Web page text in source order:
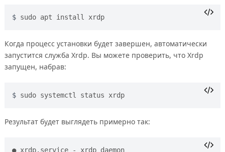
sudo apt install xrdp
Когда процесс установки будет завершен, автоматически
запустится служба Xrdp. Вы можете проверить, что Xrdp
запущен, набрав:
sudo systemctl status xrdp
Результат будет выглядеть примерно так:
● xrdp.service - xrdp daemon